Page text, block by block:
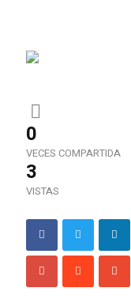
0
VECES COMPARTIDA
3
VISTAS